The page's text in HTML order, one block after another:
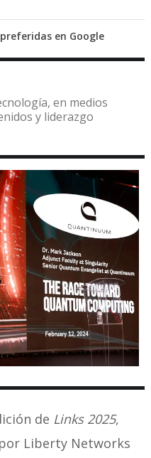
en Google
en medios
y liderazgo
de Links 2025,
Liberty Networks